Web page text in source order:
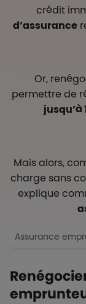
crédit
d’assurance
Or,
permettre de
jusqu’à
Mais alors,
charge sans
explique
Assurance